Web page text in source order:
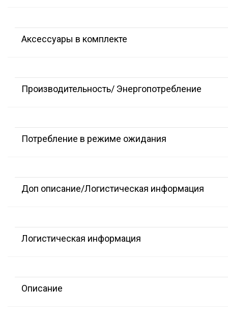
Аксессуары в комплекте
Производительность/ Энергопотребление
Потребление в режиме ожидания
Доп описание/Логистическая информация
Логистическая информация
Описание